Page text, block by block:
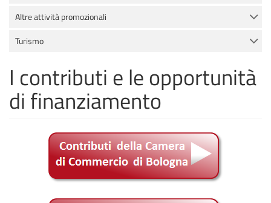
Altre attività promozionali
Turismo
I contributi e le opportunità
di finanziamento